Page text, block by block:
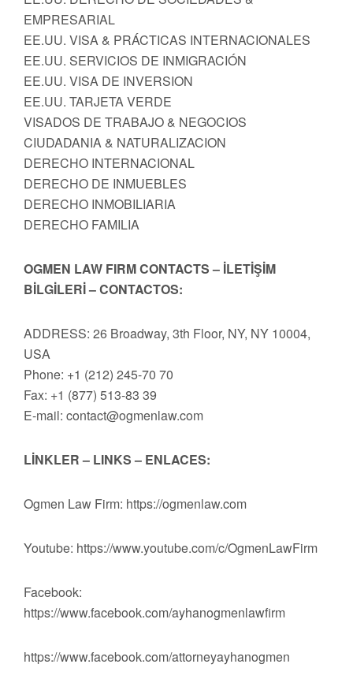
EMPRESARIAL
EE.UU. VISA & PRÁCTICAS INTERNACIONALES
EE.UU. SERVICIOS DE INMIGRACIÓN
EE.UU. VISA DE INVERSION
EE.UU. TARJETA VERDE
VISADOS DE TRABAJO & NEGOCIOS
CIUDADANIA & NATURALIZACION
DERECHO INTERNACIONAL
DERECHO DE INMUEBLES
DERECHO INMOBILIARIA
DERECHO FAMILIA
OGMEN LAW FIRM CONTACTS – İLETİŞİM
BİLGİLERİ – CONTACTOS:
ADDRESS: 26 Broadway, 3th Floor, NY, NY 10004,
USA
Phone: +1 (212) 245-70 70
Fax: +1 (877) 513-83 39
E-mail: contact@ogmenlaw.com
LİNKLER – LINKS – ENLACES:
Ogmen Law Firm: https://ogmenlaw.com
Youtube: https://www.youtube.com/c/OgmenLawFirm
Facebook:
https://www.facebook.com/ayhanogmenlawfirm
https://www.facebook.com/attorneyayhanogmen